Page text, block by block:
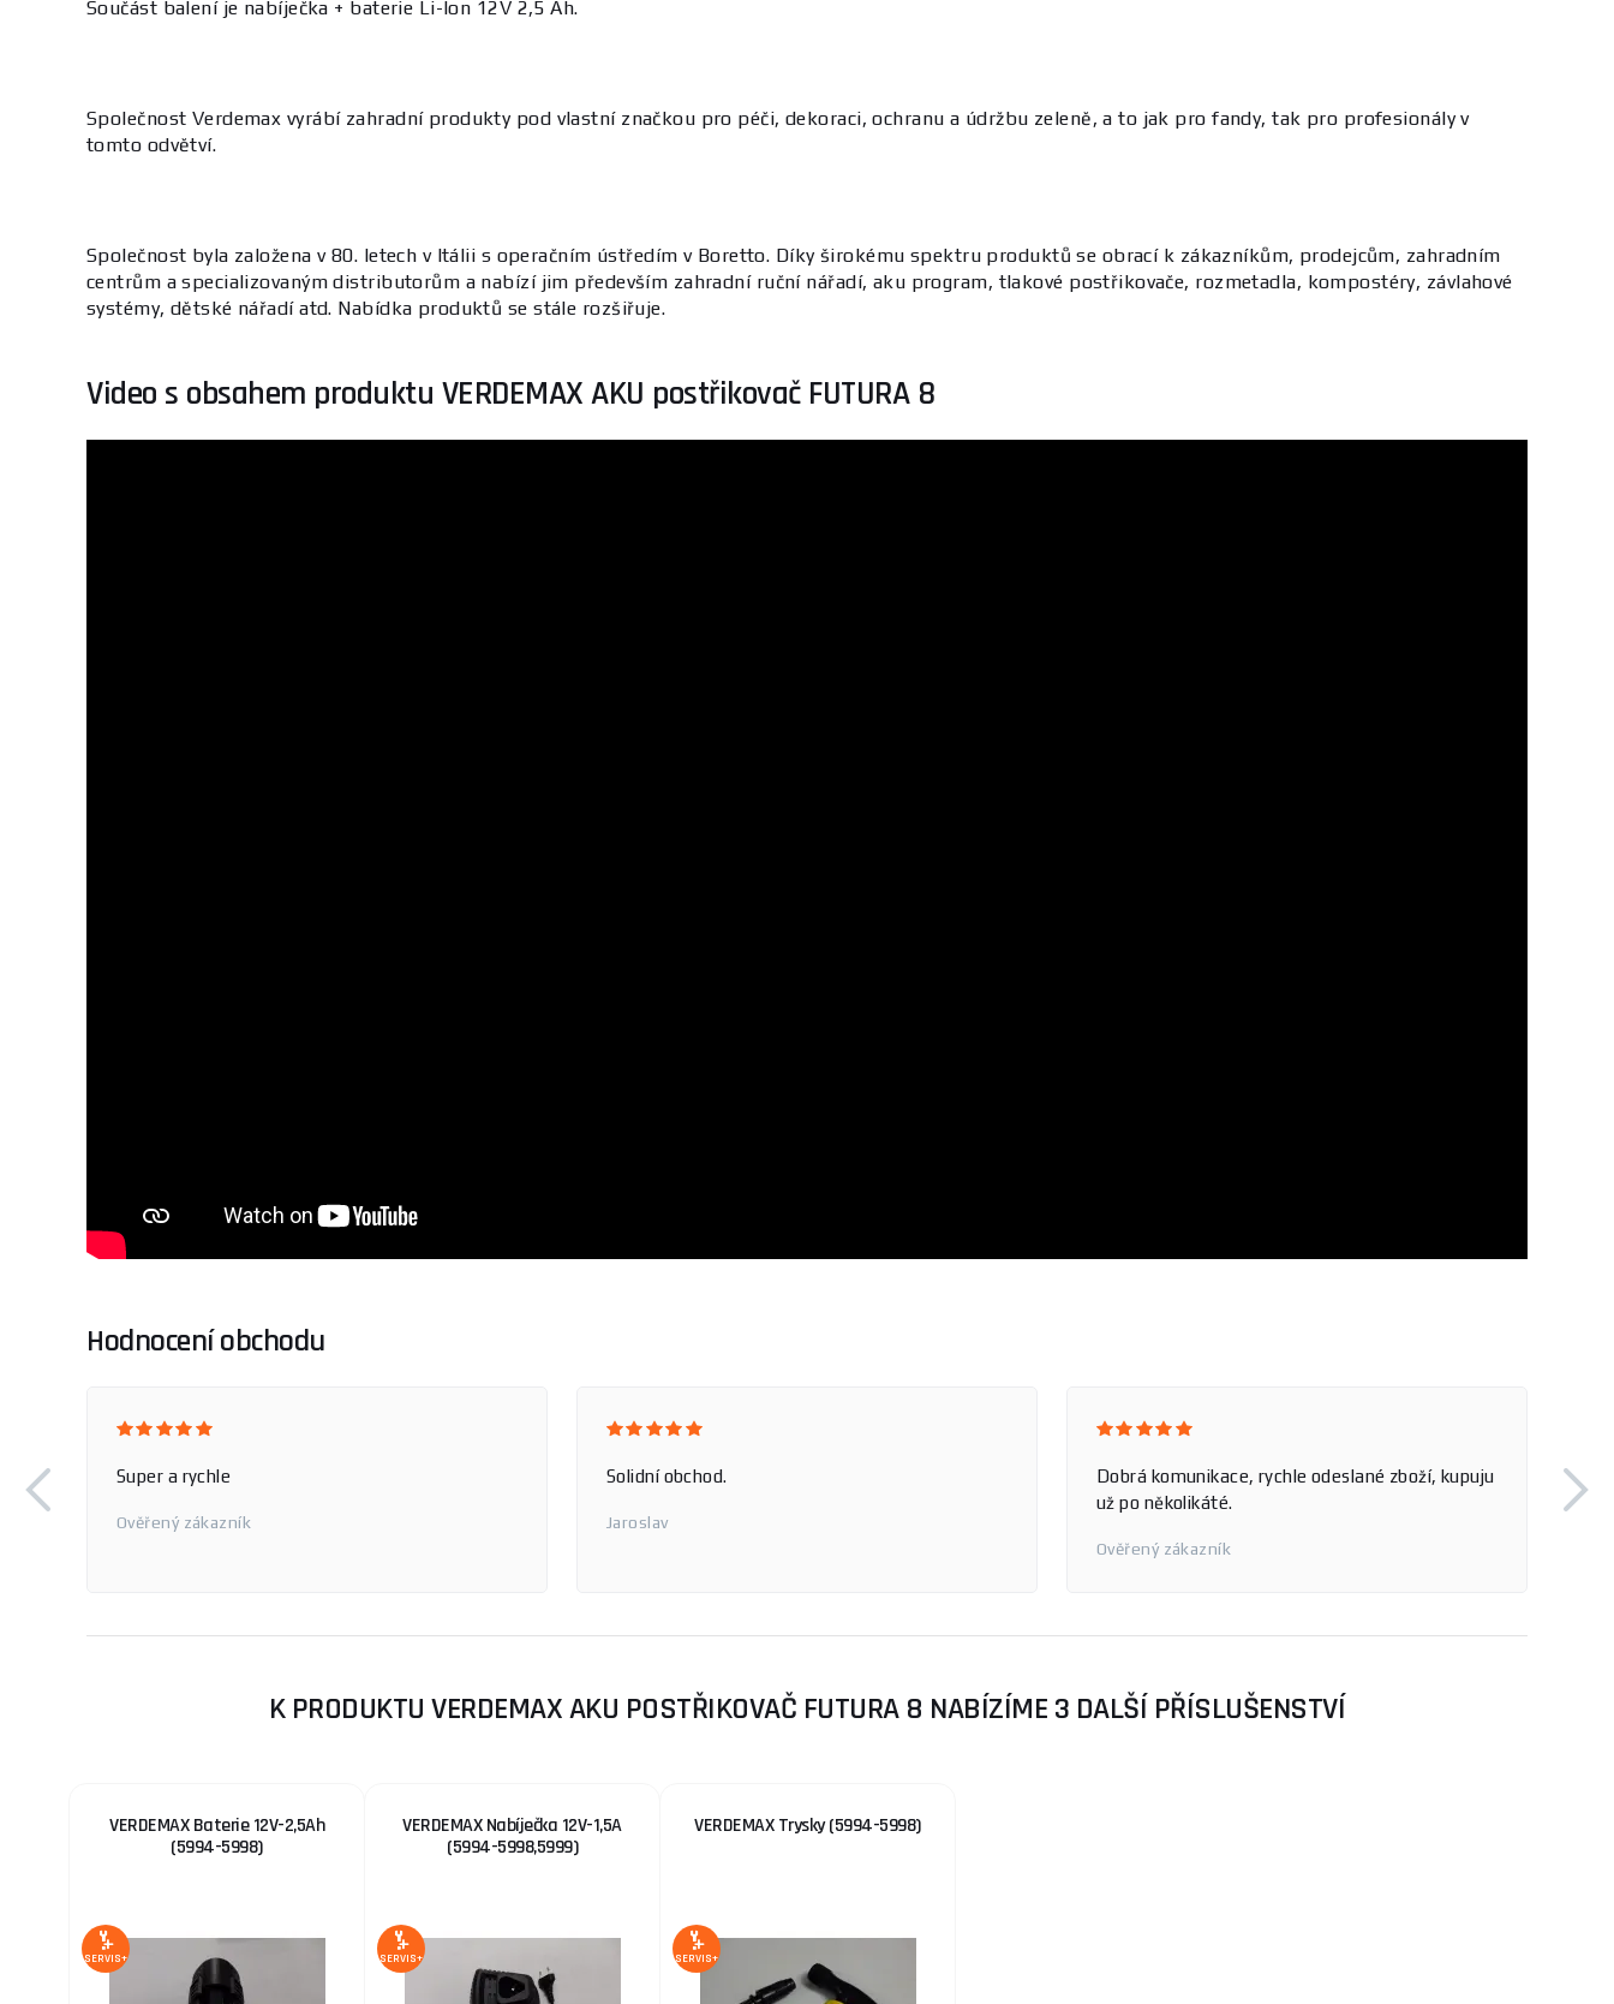
Součást balení je nabíječka + baterie Li-Ion 12V 2,5 Ah.
Společnost Verdemax vyrábí zahradní produkty pod vlastní značkou pro péči, dekoraci, ochranu a údržbu zeleně, a to jak pro fandy, tak pro profesionály v
tomto odvětví.
Společnost byla založena v 80. letech v Itálii s operačním ústředím v Boretto. Díky širokému spektru produktů se obrací k zákazníkům, prodejcům, zahradním
centrům a specializovaným distributorům a nabízí jim především zahradní ruční nářadí, aku program, tlakové postřikovače, rozmetadla, kompostéry, závlahové
systémy, dětské nářadí atd. Nabídka produktů se stále rozšiřuje.
Video s obsahem produktu VERDEMAX AKU postřikovač FUTURA 8
Hodnocení obchodu
kupuju Byl jsem spokojen s rychlostí a přesností dodávky
Oldřich
Dobré ceny super rychlé doručení zboží
Frantisek
Rychlost dodání
K PRODUKTU VERDEMAX AKU POSTŘIKOVAČ FUTURA 8 NABÍZÍME 3 DALŠÍ PŘÍSLUŠENSTVÍ
VERDEMAX Baterie 12V-2,5Ah
(5994-5998)
SERVIS+
VERDEMAX Nabíječka 12V-1,5A
(5994-5998,5999)
SERVIS+
VERDEMAX Trysky (5994-5998)
SERVIS+